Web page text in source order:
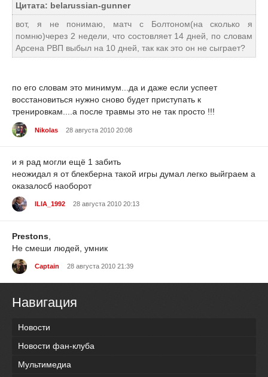
Цитата: belarussian-gunner
вот, я не понимаю, матч с Болтоном(на сколько я
помню)через 2 недели, что состовляет 14 дней, по словам
Арсена РВП выбыл на 10 дней, так как это он не сыграет?
по его словам это минимум...да и даже если успеет
восстановиться нужно сново будет приступать к
тренировкам....а после травмы это не так просто !!!
Nikolas 28 августа 2010 20:08
и я рад могли ещё 1 забить
неожидал я от блекберна такой игры думал легко выйграем а
оказалосб наоборот
ILIA_1992 28 августа 2010 20:13
Prestons
Не смеши людей, умник
Captain 28 августа 2010 21:39
Навигация
Новости
Новости фан-клуба
Мультимедиа